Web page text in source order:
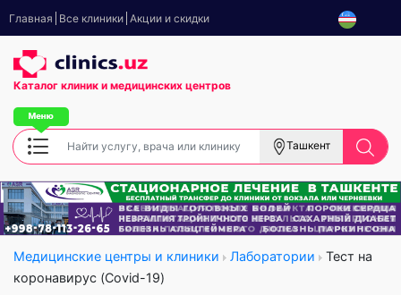
Главная Все клиники Акции и скидки
Каталог клиник и медицинских центров
Ташкент
Медицинские центры и клиники Лаборатории
Тест на
коронавирус (Covid-19)